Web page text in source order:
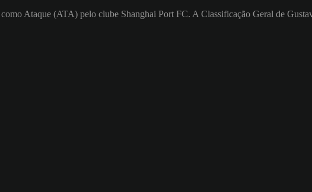
Ataque (ATA) pelo clube Shanghai Port FC. A Classificação Geral de